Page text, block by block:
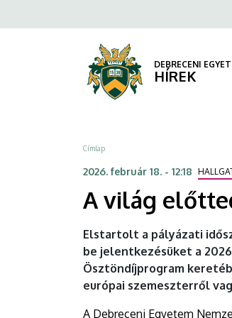
pályázni
a
DEBRECENI
HÍREK
Morzsa
Címlap
2026. február 18. - 12:18
A világ
Elstartolt a pályázati
be jelentkezésüket a
Ösztöndíjprogram
európai szemeszterről
A Debreceni Egyetem